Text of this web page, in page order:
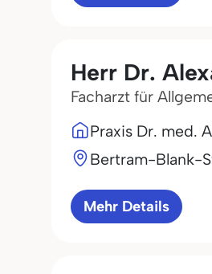
Herr Dr.
Facharzt für
Praxis Dr. med.
Bertram-Blank-
Mehr Details